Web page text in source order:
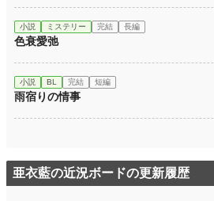
小説 ミステリー 完結 長編
色衰愛弛
小説 BL 完結 短編
雨宿りの情事
亜衣藍の近況ボードの更新履歴